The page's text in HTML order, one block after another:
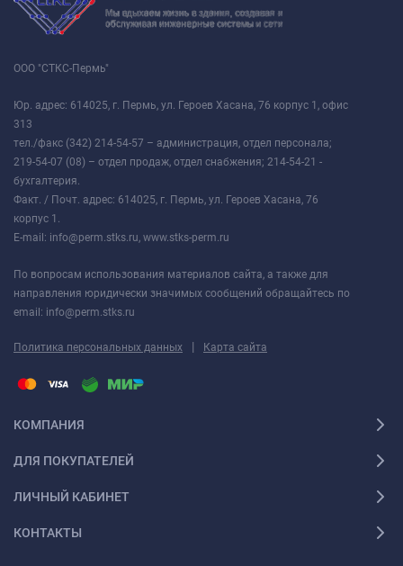
ООО "СТКС-Пермь"
Юр. адрес: 614025, г. Пермь, ул. Героев Хасана, 76 корпус 1, офис
313
тел./факс (342) 214-54-57 – администрация, отдел персонала;
219-54-07 (08) – отдел продаж, отдел снабжения; 214-54-21 -
бухгалтерия.
Факт. / Почт. адрес: 614025, г. Пермь, ул. Героев Хасана, 76
корпус 1.
E-mail: info@perm.stks.ru, www.stks-perm.ru
По вопросам использования материалов сайта, а также для
направления юридически значимых сообщений обращайтесь по
email: info@perm.stks.ru
Политика персональных данных | Карта сайта
КОМПАНИЯ
ДЛЯ ПОКУПАТЕЛЕЙ
ЛИЧНЫЙ КАБИНЕТ
КОНТАКТЫ